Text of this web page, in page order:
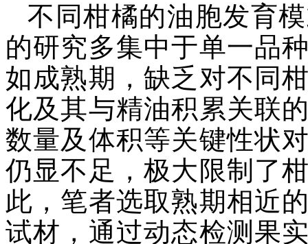
不同柑橘的油胞发育
的研究多集中于单一品
如成熟期，缺乏对不同
化及其与精油积累关联
数量及体积等关键性状
仍显不足，极大限制了
此，笔者选取熟期相近
试材，通过动态检测果